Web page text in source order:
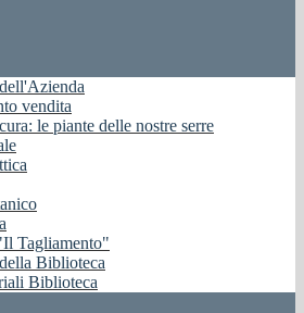
vendita
le piante delle nostre serre
Tagliamento"
Biblioteca
Biblioteca